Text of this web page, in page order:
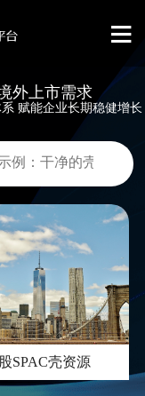
外上市需求
赋能企业长期稳健增长
SPAC壳资源